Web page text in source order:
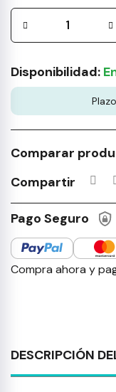
Disponibilidad:
Comparar
Compartir
Pago Seguro
Compra ahora y
DESCRIPCIÓN